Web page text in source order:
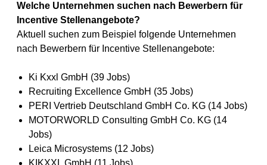
Welche Unternehmen suchen nach Bewerbern für
Incentive Stellenangebote?
Aktuell suchen zum Beispiel folgende Unternehmen
nach Bewerbern für Incentive Stellenangebote:
Ki Kxxl GmbH (39 Jobs)
Recruiting Excellence GmbH (35 Jobs)
PERI Vertrieb Deutschland GmbH Co. KG (14 Jobs)
MOTORWORLD Consulting GmbH Co. KG (14
Jobs)
Leica Microsystems (12 Jobs)
KIKXXL GmbH (11 Jobs)